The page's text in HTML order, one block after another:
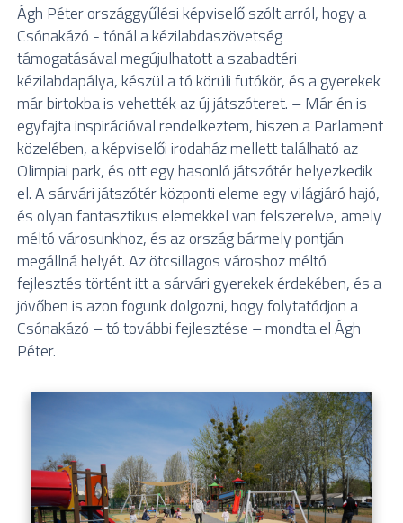
Ágh Péter országgyűlési képviselő szólt arról, hogy a
Csónakázó - tónál a kézilabdaszövetség
támogatásával megújulhatott a szabadtéri
kézilabdapálya, készül a tó körüli futókör, és a gyerekek
már birtokba is vehették az új játszóteret. – Már én is
egyfajta inspirációval rendelkeztem, hiszen a Parlament
közelében, a képviselői irodaház mellett található az
Olimpiai park, és ott egy hasonló játszótér helyezkedik
el. A sárvári játszótér központi eleme egy világjáró hajó,
és olyan fantasztikus elemekkel van felszerelve, amely
méltó városunkhoz, és az ország bármely pontján
megállná helyét. Az ötcsillagos városhoz méltó
fejlesztés történt itt a sárvári gyerekek érdekében, és a
jövőben is azon fogunk dolgozni, hogy folytatódjon a
Csónakázó – tó további fejlesztése – mondta el Ágh
Péter.